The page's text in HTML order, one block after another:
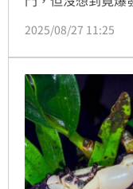
問，沒想到鄰居馬
暴打一頓。
2025/08/27 11:25